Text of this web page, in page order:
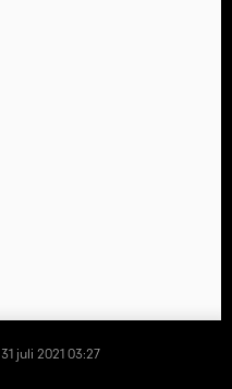
31 juli 2021 03:27